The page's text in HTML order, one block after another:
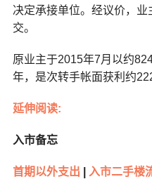
决定承接单位。经议价，
交。
原业主于2015年7月以约
年，是次转手帐面获利约
延伸阅读:
入市备忘
首期以外支出 入市二手楼